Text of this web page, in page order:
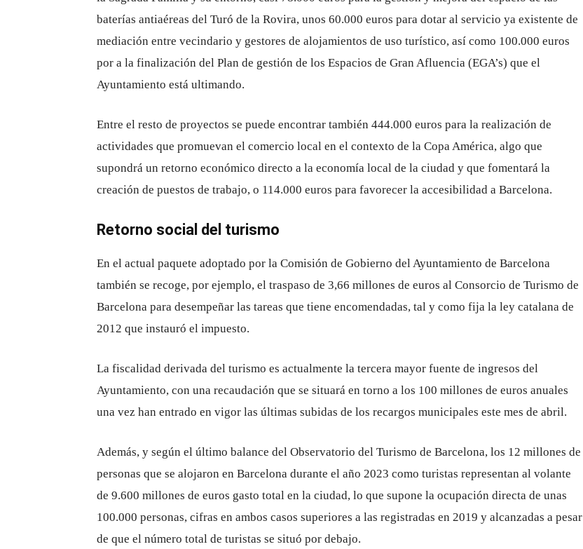
baterías antiaéreas del Turó de la Rovira, unos 60.000 euros para dotar al servicio ya existente de
mediación entre vecindario y gestores de alojamientos de uso turístico, así como 100.000 euros
por a la finalización del Plan de gestión de los Espacios de Gran Afluencia (EGA’s) que el
Ayuntamiento está ultimando.
Entre el resto de proyectos se puede encontrar también 444.000 euros para la realización de
actividades que promuevan el comercio local en el contexto de la Copa América, algo que
supondrá un retorno económico directo a la economía local de la ciudad y que fomentará la
creación de puestos de trabajo, o 114.000 euros para favorecer la accesibilidad a Barcelona.
Retorno social del turismo
En el actual paquete adoptado por la Comisión de Gobierno del Ayuntamiento de Barcelona
también se recoge, por ejemplo, el traspaso de 3,66 millones de euros al Consorcio de Turismo de
Barcelona para desempeñar las tareas que tiene encomendadas, tal y como fija la ley catalana de
2012 que instauró el impuesto.
La fiscalidad derivada del turismo es actualmente la tercera mayor fuente de ingresos del
Ayuntamiento, con una recaudación que se situará en torno a los 100 millones de euros anuales
una vez han entrado en vigor las últimas subidas de los recargos municipales este mes de abril.
Además, y según el último balance del Observatorio del Turismo de Barcelona, ​​los 12 millones de
personas que se alojaron en Barcelona durante el año 2023 como turistas representan al volante
de 9.600 millones de euros gasto total en la ciudad, lo que supone la ocupación directa de unas
100.000 personas, cifras en ambos casos superiores a las registradas en 2019 y alcanzadas a pesar
de que el número total de turistas se situó por debajo.